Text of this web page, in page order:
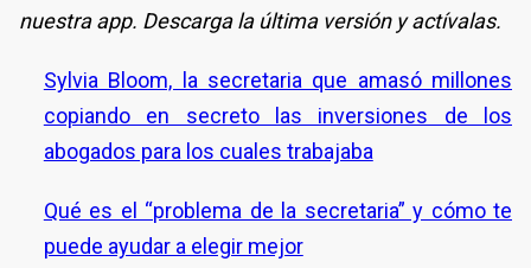
nuestra app. Descarga la última versión y actívalas.
Sylvia Bloom, la secretaria que amasó millones
copiando en secreto las inversiones de los
abogados para los cuales trabajaba
Qué es el “problema de la secretaria” y cómo te
puede ayudar a elegir mejor